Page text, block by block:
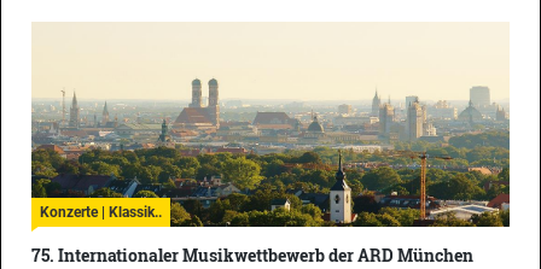
Konzerte | Klassik..
75. Internationaler Musikwettbewerb der ARD München